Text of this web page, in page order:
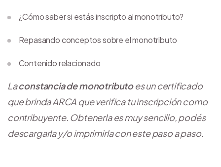
Laconstancia de monotributoes un certificado
que brinda ARCA que verifica tu inscripción como
contribuyente. Obtenerla es muy sencillo, podés
descargarla y/o imprimirla con este paso a paso.
¿Cómo saber si estás inscripto al monotributo?
Repasando conceptos sobre el monotributo
Contenido relacionado